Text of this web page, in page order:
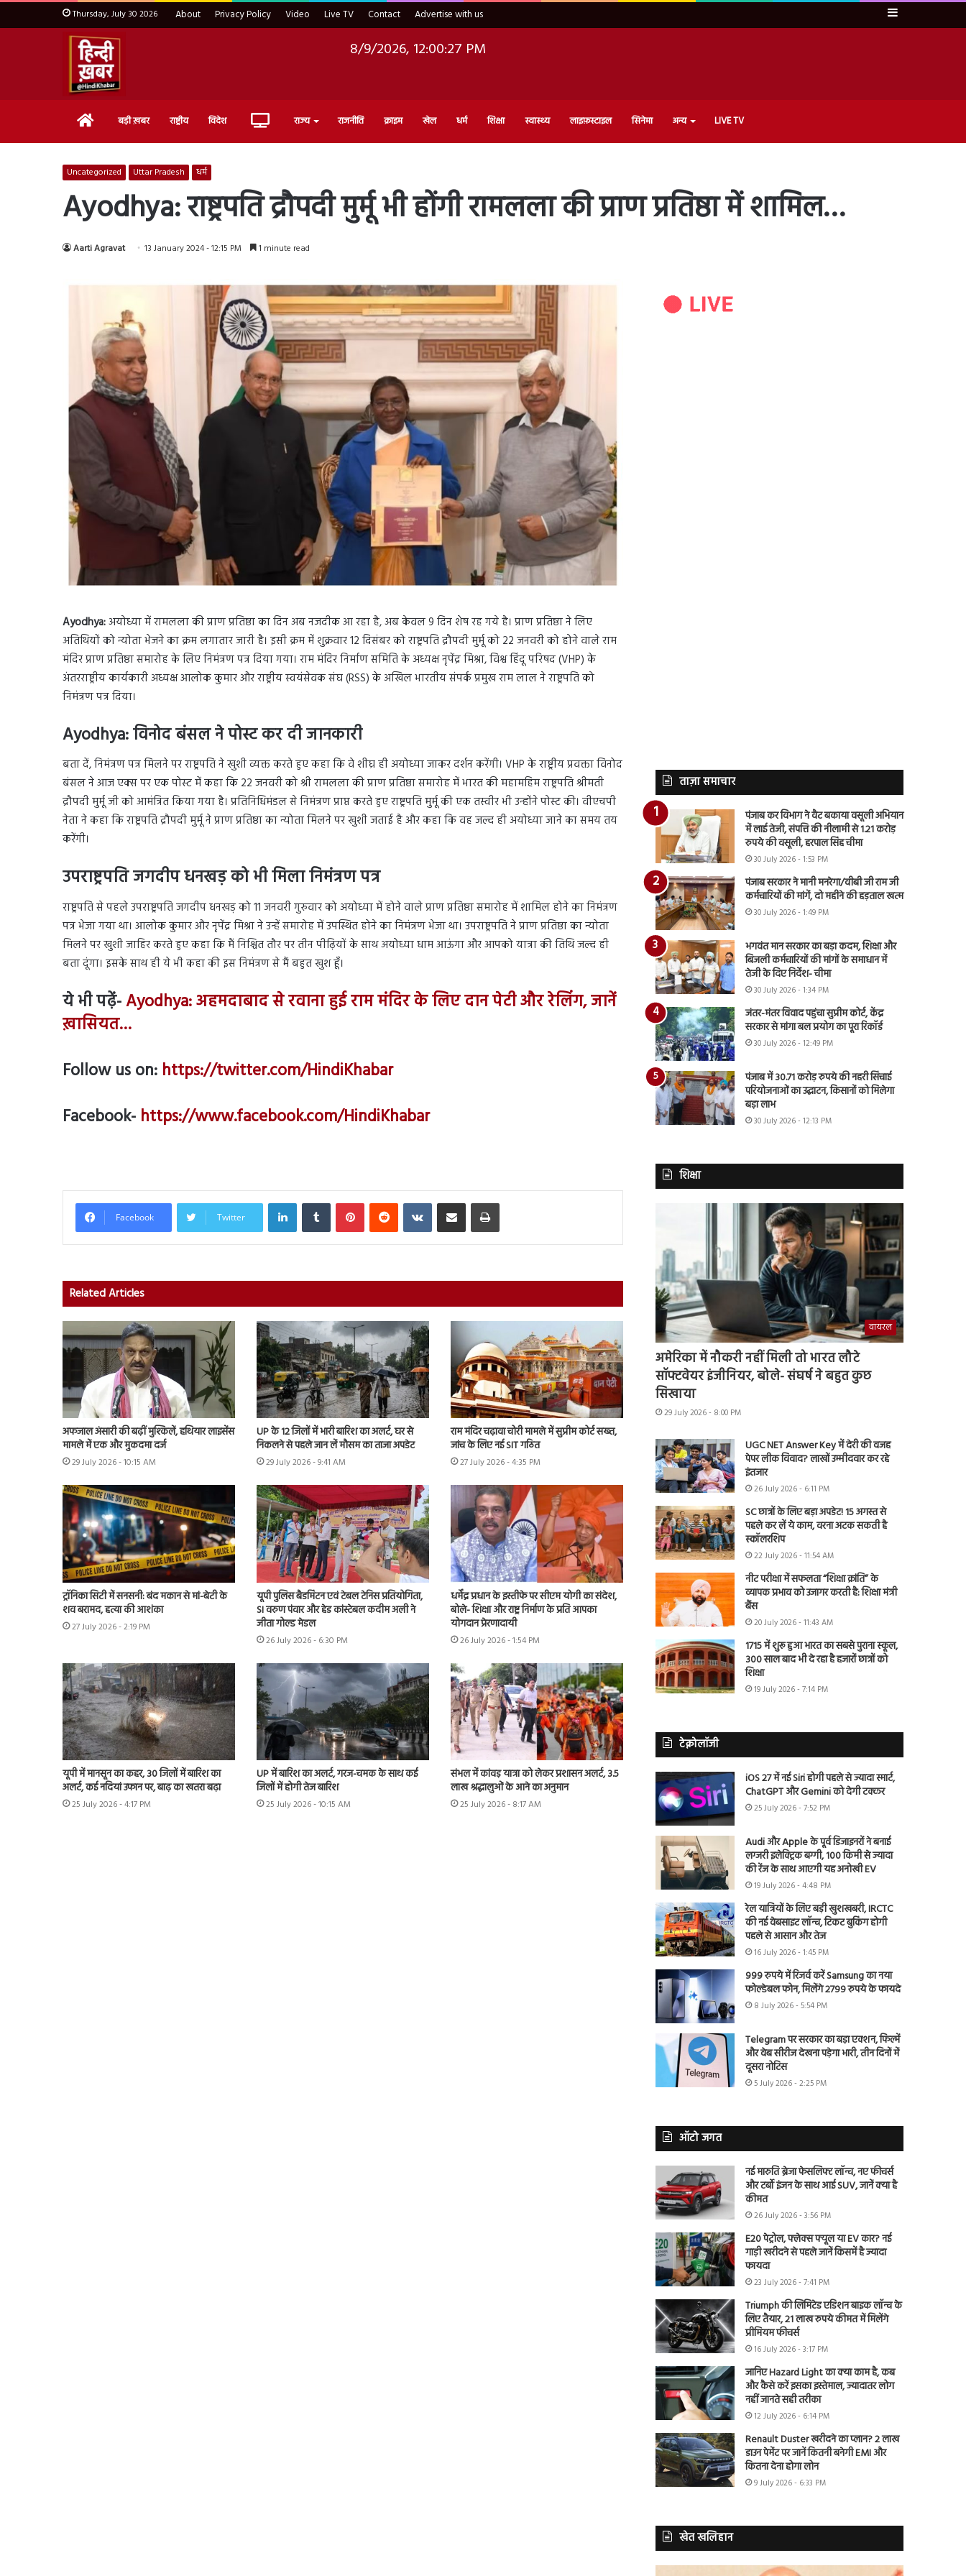
Thursday, July 30 2026 About Privacy Policy Video Live TV Contact Advertise with us Sidebar
8/9/2026, 12:00:29 PM
Home बड़ी ख़बर राष्ट्रीय विदेश Live राज्य राजनीति क्राइम खेल धर्म शिक्षा स्वास्थ्य लाइफ़स्टाइल सिनेमा अन्य LIVE TV
Uncategorized Uttar Pradesh धर्म
Ayodhya: राष्ट्रपति द्रौपदी मुर्मू भी होंगी रामलला की प्राण प्रतिष्ठा में शामिल…
Aarti Agravat 13 January 2024 - 12:15 PM 1 minute read
Ayodhya:अयोध्या में रामलला की प्राण प्रतिष्ठा का दिन अब नजदीक आ रहा है, अब केवल 9 दिन शेष रह गये है। प्राण प्रतिष्ठा ने लिए
अतिथियों को न्योता भेजने का क्रम लगातार जारी है। इसी क्रम में शुक्रवार 12 दिसंबर को राष्ट्रपति द्रौपदी मुर्मू को 22 जनवरी को होने वाले राम
मंदिर प्राण प्रतिष्ठा समारोह के लिए निमंत्रण पत्र दिया गया। राम मंदिर निर्माण समिति के अध्यक्ष नृपेंद्र मिश्रा, विश्व हिंदू परिषद (VHP) के
अंतरराष्ट्रीय कार्यकारी अध्यक्ष आलोक कुमार और राष्ट्रीय स्वयंसेवक संघ (RSS) के अखिल भारतीय संपर्क प्रमुख राम लाल ने राष्ट्रपति को
निमंत्रण पत्र दिया।
Ayodhya:विनोद बंसल ने पोस्ट कर दी जानकारी
बता दें, निमंत्रण पत्र मिलने पर राष्ट्रपति ने खुशी व्यक्त करते हुए कहा कि वे शीघ्र ही अयोध्या जाकर दर्शन करेंगी। VHP के राष्ट्रीय प्रवक्ता विनोद
बंसल ने आज एक्स पर एक पोस्ट में कहा कि 22 जनवरी को श्री रामलला की प्राण प्रतिष्ठा समारोह में भारत की महामहिम राष्ट्रपति श्रीमती
द्रौपदी मुर्मू जी को आमंत्रित किया गया है। प्रतिनिधिमंडल से निमंत्रण प्राप्त करते हुए राष्ट्रपति मुर्मू की एक तस्वीर भी उन्होंने पोस्ट की। वीएचपी
नेता ने कहा कि राष्ट्रपति द्रौपदी मुर्मू ने प्राण प्रतिष्ठा का न्योता मिलने पर खुशी जताई है और कहा कि वह जल्द ही अयोध्या जाने का समय तय
करेंगी।
उपराष्ट्रपति जगदीप धनखड़ को भी मिला निमंत्रण पत्र
राष्ट्रपति से पहले उपराष्ट्रपति जगदीप धनखड़ को 11 जनवरी गुरुवार को अयोध्या में होने वाले प्राण प्रतिष्ठा समारोह में शामिल होने का निमंत्रण
पत्र भेजा गया था। आलोक कुमार और नृपेंद्र मिश्रा ने उन्हें समारोह में उपस्थित होने का निमंत्रण भेजा था। उपराष्ट्रपति ने प्राण प्रतिष्ठा का न्योता
मिलने पर खुशी जाहिर करते हुए कहा कि मैं निश्चित तौर पर तीन पीढ़ियों के साथ अयोध्या धाम आऊंगा और आपको यात्रा की तिथि जल्द ही
बता दूंगा। इसके साथ ही ये भी कहा की इस निमंत्रण से मैं बहुत खुश हूँ।
ये भी पढ़ें-Ayodhya: अहमदाबाद से रवाना हुई राम मंदिर के लिए दान पेटी और रेलिंग, जानें
ख़ासियत…
Follow us on: https://twitter.com/HindiKhabar
Facebook- https://www.facebook.com/HindiKhabar
Facebook Twitter
LinkedInTumblr PinterestReddit VKontakteShare via Email Print
Related Articles
अफजाल अंसारी की बढ़ीं मुश्किलें, हथियार लाइसेंस
मामले में एक और मुकदमा दर्ज
29 July 2026 - 10:15 AM
UP के 12 जिलों में भारी बारिश का अलर्ट, घर से
निकलने से पहले जान लें मौसम का ताजा अपडेट
29 July 2026 - 9:41 AM
राम मंदिर चढ़ावा चोरी मामले में सुप्रीम कोर्ट सख्त,
जांच के लिए नई SIT गठित
27 July 2026 - 4:35 PM
ट्रॉनिका सिटी में सनसनी: बंद मकान से मां-बेटी के
शव बरामद, हत्या की आशंका
27 July 2026 - 2:19 PM
यूपी पुलिस बैडमिंटन एवं टेबल टेनिस प्रतियोगिता,
SI वरुण पंवार और हेड कांस्टेबल कदीम अली ने
जीता गोल्ड मेडल
26 July 2026 - 6:30 PM
धर्मेंद्र प्रधान के इस्तीफे पर सीएम योगी का संदेश,
बोले- शिक्षा और राष्ट्र निर्माण के प्रति आपका
योगदान प्रेरणादायी
26 July 2026 - 1:54 PM
यूपी में मानसून का कहर, 30 जिलों में बारिश का
अलर्ट, कई नदियां उफान पर, बाढ़ का खतरा बढ़ा
25 July 2026 - 4:17 PM
UP में बारिश का अलर्ट, गरज-चमक के साथ कई
जिलों में होगी तेज बारिश
25 July 2026 - 10:15 AM
संभल में कांवड़ यात्रा को लेकर प्रशासन अलर्ट, 3.5
लाख श्रद्धालुओं के आने का अनुमान
25 July 2026 - 8:17 AM
ताज़ा समाचार
पंजाब कर विभाग ने वैट बकाया वसूली अभियान
में लाई तेजी, संपत्ति की नीलामी से 1.21 करोड़
रुपये की वसूली, हरपाल सिंह चीमा
30 July 2026 - 1:53 PM
पंजाब सरकार ने मानी मनरेगा/वीबी जी राम जी
कर्मचारियों की मांगें, दो महीने की हड़ताल खत्म
30 July 2026 - 1:49 PM
भगवंत मान सरकार का बड़ा कदम, शिक्षा और
बिजली कर्मचारियों की मांगों के समाधान में
तेजी के दिए निर्देश- चीमा
30 July 2026 - 1:34 PM
जंतर-मंतर विवाद पहुंचा सुप्रीम कोर्ट, केंद्र
सरकार से मांगा बल प्रयोग का पूरा रिकॉर्ड
30 July 2026 - 12:49 PM
पंजाब में 30.71 करोड़ रुपये की नहरी सिंचाई
परियोजनाओं का उद्घाटन, किसानों को मिलेगा
बड़ा लाभ
30 July 2026 - 12:13 PM
शिक्षा
वायरल
अमेरिका में नौकरी नहीं मिली तो भारत लौटे
सॉफ्टवेयर इंजीनियर, बोले- संघर्ष ने बहुत कुछ
सिखाया
29 July 2026 - 8:00 PM
UGC NET Answer Key में देरी की वजह
पेपर लीक विवाद? लाखों उम्मीदवार कर रहे
इंतजार
26 July 2026 - 6:11 PM
SC छात्रों के लिए बड़ा अपडेट! 15 अगस्त से
पहले कर लें ये काम, वरना अटक सकती है
स्कॉलरशिप
22 July 2026 - 11:54 AM
नीट परीक्षा में सफलता “शिक्षा क्रांति” के
व्यापक प्रभाव को उजागर करती है: शिक्षा मंत्री
बैंस
20 July 2026 - 11:43 AM
1715 में शुरू हुआ भारत का सबसे पुराना स्कूल,
300 साल बाद भी दे रहा है हजारों छात्रों को
शिक्षा
19 July 2026 - 7:14 PM
टेक्नोलॉजी
iOS 27 में नई Siri होगी पहले से ज्यादा स्मार्ट,
ChatGPT और Gemini को देगी टक्कर
25 July 2026 - 7:52 PM
Audi और Apple के पूर्व डिजाइनरों ने बनाई
लग्जरी इलेक्ट्रिक बग्गी, 100 किमी से ज्यादा
की रेंज के साथ आएगी यह अनोखी EV
19 July 2026 - 4:48 PM
रेल यात्रियों के लिए बड़ी खुशखबरी, IRCTC
की नई वेबसाइट लॉन्च, टिकट बुकिंग होगी
पहले से आसान और तेज
16 July 2026 - 1:45 PM
999 रुपये में रिजर्व करें Samsung का नया
फोल्डेबल फोन, मिलेंगे 2799 रुपये के फायदे
8 July 2026 - 5:54 PM
Telegram पर सरकार का बड़ा एक्शन, फिल्में
और वेब सीरीज देखना पड़ेगा भारी, तीन दिनों में
दूसरा नोटिस
5 July 2026 - 2:25 PM
ऑटो जगत
नई मारुति ब्रेजा फेसलिफ्ट लॉन्च, नए फीचर्स
और टर्बो इंजन के साथ आई SUV, जानें क्या है
कीमत
26 July 2026 - 3:56 PM
E20 पेट्रोल, फ्लेक्स फ्यूल या EV कार? नई
गाड़ी खरीदने से पहले जानें किसमें है ज्यादा
फायदा
23 July 2026 - 7:41 PM
Triumph की लिमिटेड एडिशन बाइक लॉन्च के
लिए तैयार, 21 लाख रुपये कीमत में मिलेंगे
प्रीमियम फीचर्स
16 July 2026 - 3:17 PM
जानिए Hazard Light का क्या काम है, कब
और कैसे करें इसका इस्तेमाल, ज्यादातर लोग
नहीं जानते सही तरीका
12 July 2026 - 6:14 PM
Renault Duster खरीदने का प्लान? 2 लाख
डाउन पेमेंट पर जानें कितनी बनेगी EMI और
कितना देना होगा लोन
9 July 2026 - 6:33 PM
खेत खलिहान